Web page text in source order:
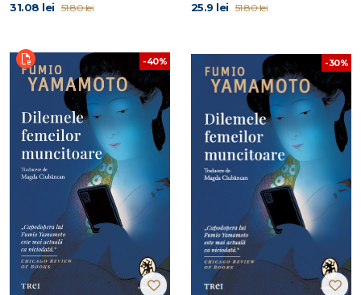
31.08 lei 51.80 lei 25.9 lei 51.80 lei
-40% -30%